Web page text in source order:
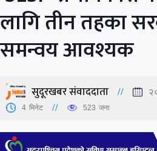
लागि तीन तहका
समन्वय आवश्यक
सुदूरखबर संवाददाता
4 मिनेट 523 जना